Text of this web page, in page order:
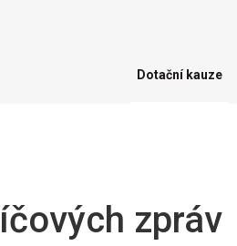
Dotační kauze
zpráv